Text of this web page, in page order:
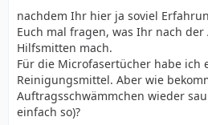
nachdem Ihr hier ja soviel
Euch mal fragen, was Ihr nach
Hilfsmitten mach.
Für die Microfasertücher habe ich
Reinigungsmittel. Aber wie
Auftragsschwämmchen wieder
einfach so)?